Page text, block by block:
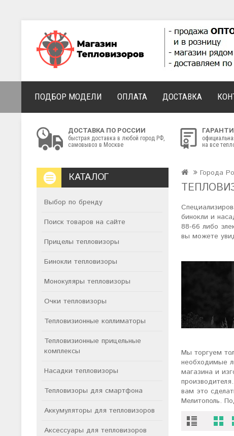
ПОДБОР МОДЕЛИ ОПЛАТА ДОСТАВКА
ДОСТАВКА ПО РОССИИ
быстрая доставка в любой город РФ,
самовывоз в Москве
на все
КАТАЛОГ
Выбор по бренду
Поиск товаров на сайте
Прицелы тепловизоры
Бинокли тепловизоры
Монокуляры тепловизоры
Очки тепловизоры
Тепловизионные коллиматоры
Тепловизионные прицельные
комплексы
Насадки тепловизоры
Тепловизоры для смартфона
Аккумуляторы для тепловизоров
Аксессуары для тепловизоров
Города
бинокли и
88-66 либо
вы можете
Мы торгуем
необходимые
магазина и
вам это
Мелитополь.